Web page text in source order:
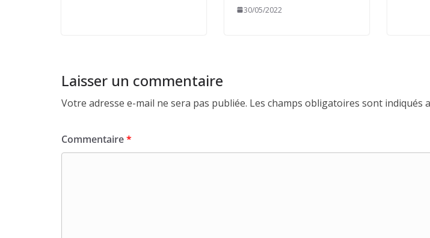
30/05/2022
Laisser un commentaire
Votre adresse e-mail ne sera pas publiée. Les champs obligatoires sont indiqués
Commentaire*